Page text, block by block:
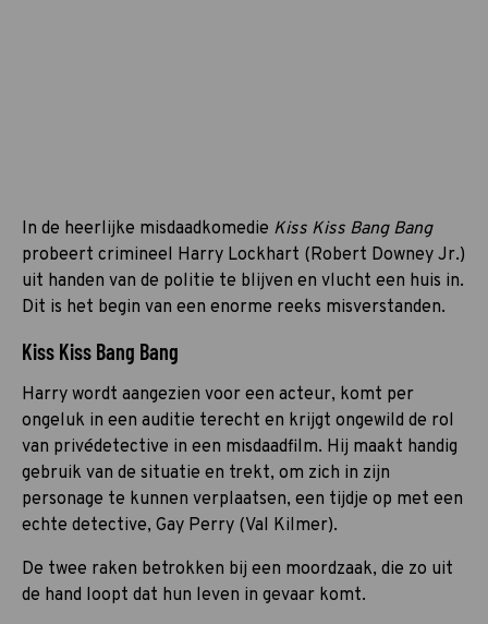
In de heerlijke misdaadkomedie Kiss Kiss Bang Bang
probeert crimineel Harry Lockhart (Robert Downey Jr.)
uit handen van de politie te blijven en vlucht een huis in.
Dit is het begin van een enorme reeks misverstanden.
Kiss Kiss Bang Bang
Harry wordt aangezien voor een acteur, komt per
ongeluk in een auditie terecht en krijgt ongewild de rol
van privédetective in een misdaadfilm. Hij maakt handig
gebruik van de situatie en trekt, om zich in zijn
personage te kunnen verplaatsen, een tijdje op met een
echte detective, Gay Perry (Val Kilmer).
De twee raken betrokken bij een moordzaak, die zo uit
de hand loopt dat hun leven in gevaar komt.